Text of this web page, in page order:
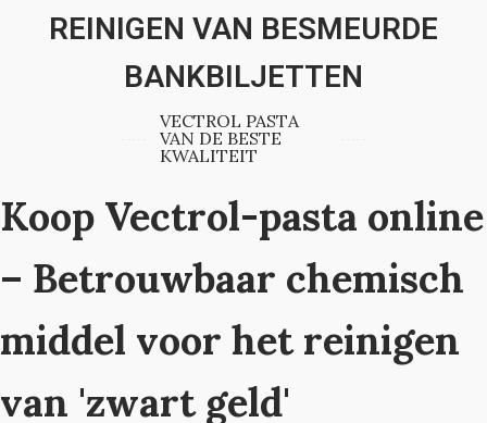
REINIGEN VAN BESMEURDE
BANKBILJETTEN
VECTROL PASTA
VAN DE BESTE
KWALITEIT
Koop Vectrol-pasta online
– Betrouwbaar chemisch
middel voor het reinigen
van 'zwart geld'